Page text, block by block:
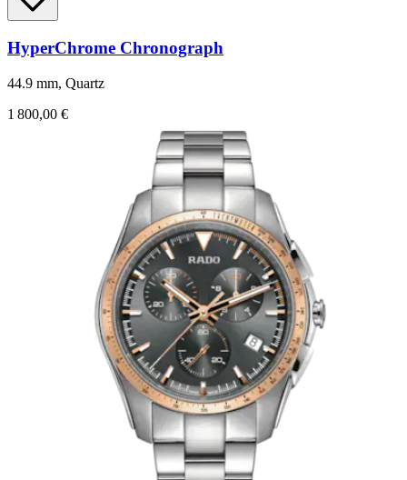
HyperChrome Chronograph
44.9 mm, Quartz
1 800,00 €